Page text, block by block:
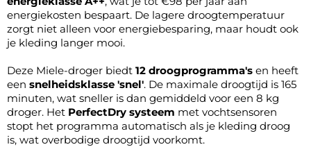
energiekosten bespaart. De lagere droogtemperatuur
zorgt niet alleen voor energiebesparing, maar houdt ook
je kleding langer mooi.
Deze Miele-droger biedt 12 droogprogramma's en heeft
een snelheidsklasse 'snel'. De maximale droogtijd is 165
minuten, wat sneller is dan gemiddeld voor een 8 kg
droger. Het PerfectDry systeem met vochtsensoren
stopt het programma automatisch als je kleding droog
is, wat overbodige droogtijd voorkomt.